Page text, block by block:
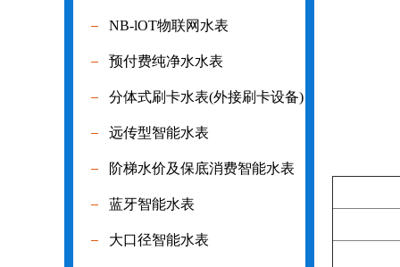
NB-lOT物联网水表
预付费纯净水水表
分体式刷卡水表(外接刷卡设备)
远传型智能水表
阶梯水价及保底消费智能水表
蓝牙智能水表
大口径智能水表 大口径智能